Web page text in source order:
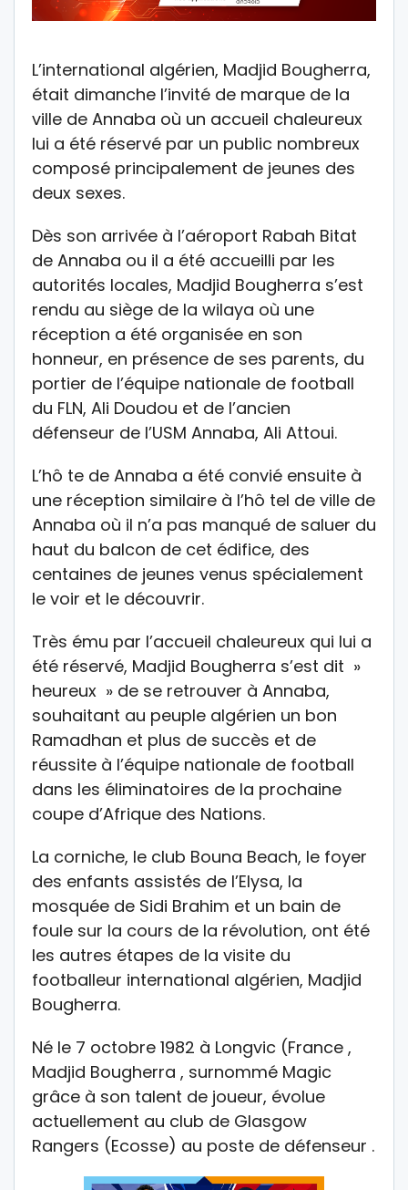
L’international algérien, Madjid Bougherra,
était dimanche l’invité de marque de la
ville de Annaba où un accueil chaleureux
lui a été réservé par un public nombreux
composé principalement de jeunes des
deux sexes.
Dès son arrivée à l’aéroport Rabah Bitat
de Annaba ou il a été accueilli par les
autorités locales, Madjid Bougherra s’est
rendu au siège de la wilaya où une
réception a été organisée en son
honneur, en présence de ses parents, du
portier de l’équipe nationale de football
du FLN, Ali Doudou et de l’ancien
défenseur de l’USM Annaba, Ali Attoui.
L’hô te de Annaba a été convié ensuite à
une réception similaire à l’hô tel de ville de
Annaba où il n’a pas manqué de saluer du
haut du balcon de cet édifice, des
centaines de jeunes venus spécialement
le voir et le découvrir.
Très ému par l’accueil chaleureux qui lui a
été réservé, Madjid Bougherra s’est dit »
heureux » de se retrouver à Annaba,
souhaitant au peuple algérien un bon
Ramadhan et plus de succès et de
réussite à l’équipe nationale de football
dans les éliminatoires de la prochaine
coupe d’Afrique des Nations.
La corniche, le club Bouna Beach, le foyer
des enfants assistés de l’Elysa, la
mosquée de Sidi Brahim et un bain de
foule sur la cours de la révolution, ont été
les autres étapes de la visite du
footballeur international algérien, Madjid
Bougherra.
Né le 7 octobre 1982 à Longvic (France ,
Madjid Bougherra , surnommé Magic
grâce à son talent de joueur, évolue
actuellement au club de Glasgow
Rangers (Ecosse) au poste de défenseur .